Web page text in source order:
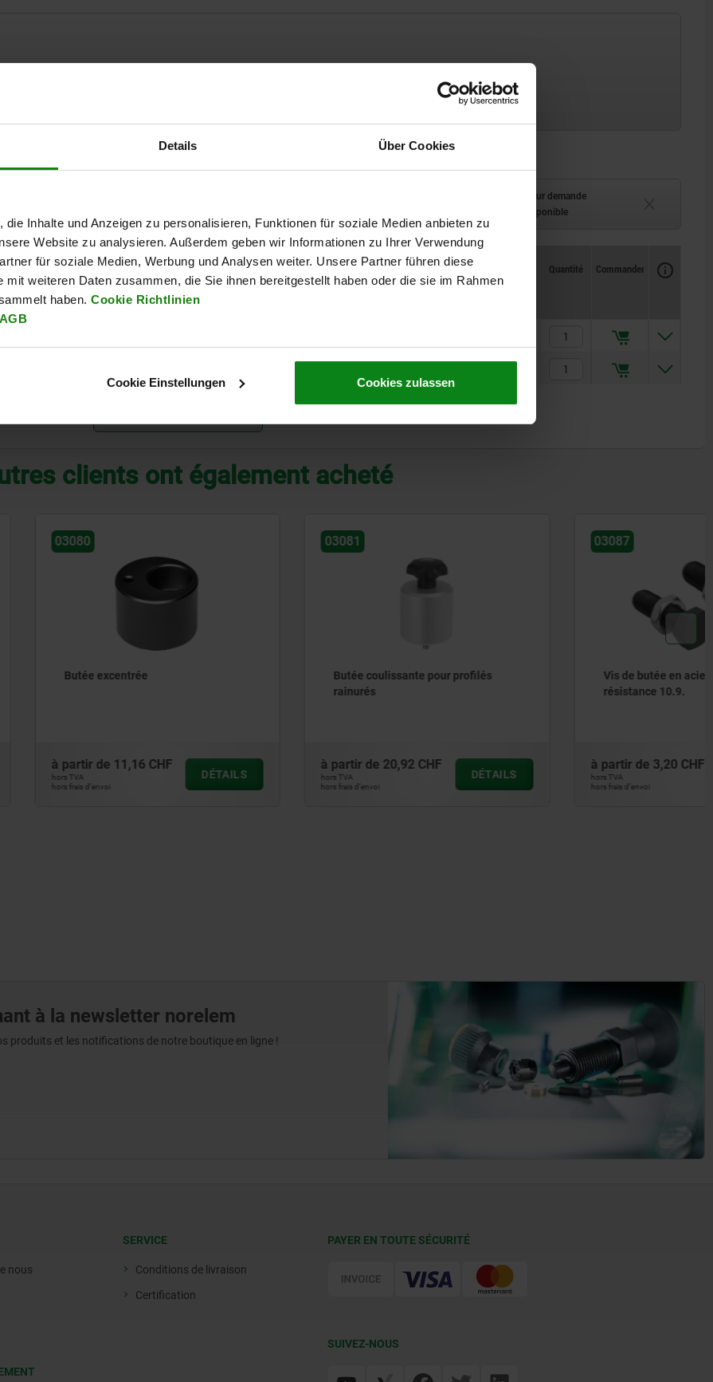
Details Über Cookies
die Inhalte und Anzeigen zu personalisieren, Funktionen für soziale Medien anbieten zu
Website zu analysieren. Außerdem geben wir Informationen zu Ihrer Verwendung
für soziale Medien, Werbung und Analysen weiter. Unsere Partner führen diese
mit weiteren Daten zusammen, die Sie ihnen bereitgestellt haben oder die sie im Rahmen
haben. Cookie Richtlinien
AGB
Cookie Einstellungen Cookies zulassen
fois par jour à intervalles réguliers.
Délai de livraison sur demande
Actuellement indisponible
Type de forme Adhérence N
CAO
Disponibilité
Prix
Quantité Commander
clients ont également acheté
11,16 CHF
DÉTAILS
Butée coulissante pour profilés
à partir de 20,92 CHF
hors TVA
hors frais d’envoi
DÉTAILS
Vis de butée en acier, classe de
à partir de
hors TVA
hors frais d’envoi
DÉTAILS
à la newsletter norelem
produits et les notifications de notre boutique en ligne !
nous
SERVICE
Conditions de livraison
Certification
PAYER EN TOUTE SÉCURITÉ
SUIVEZ-NOUS